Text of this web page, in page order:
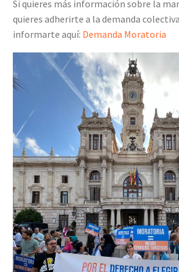
Si quieres más información sobre la
quieres adherirte a la demanda
informarte aquí: Demanda Moratoria